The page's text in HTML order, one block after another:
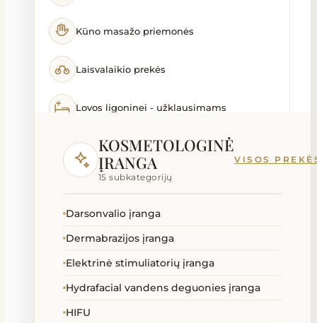
Kūno masažo priemonės
Laisvalaikio prekės
Lovos ligoninei - užklausimams
Lovos slaugai ir ligoninei
Masažinės lovos
Masažiniai akmenys priedai
Masažo stalai kėdės gultai
KOSMETOLOGINĖ
ĮRANGA
15 subkategorijų
VISOS
Darsonvalio įranga
Dermabrazijos įranga
Elektrinė stimuliatorių įranga
Hydrafacial vandens deguonies įranga
HIFU